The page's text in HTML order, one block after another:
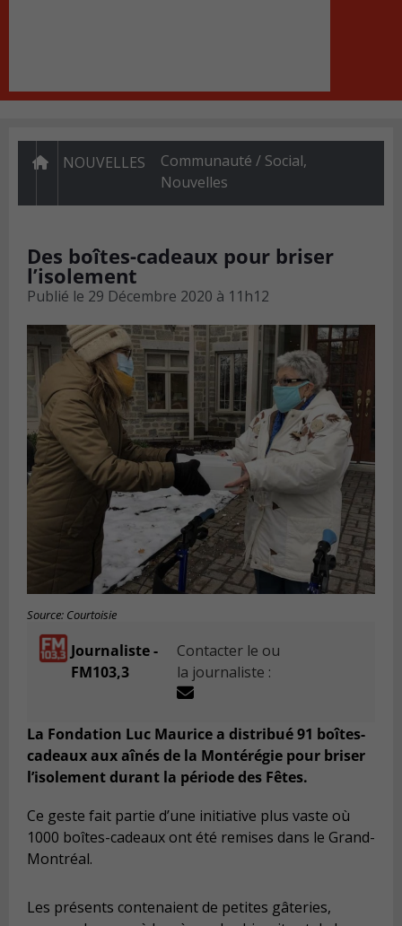
NOUVELLES Communauté / Social,
Nouvelles
Des boîtes-cadeaux pour briser
l’isolement
Publié le 29 Décembre 2020 à 11h12
Source: Courtoisie
Journaliste -
FM103,3
Contacter le ou
la journaliste :
La Fondation Luc Maurice a distribué 91 boîtes-
cadeaux aux aînés de la Montérégie pour briser
l’isolement durant la période des Fêtes.
Ce geste fait partie d’une initiative plus vaste où
1000 boîtes-cadeaux ont été remises dans le Grand-
Montréal.
Les présents contenaient de petites gâteries,